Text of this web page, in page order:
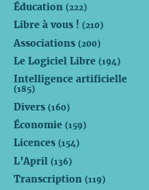
Éducation (222)
Libre à vous ! (210)
Associations (200)
Le Logiciel Libre (194)
Intelligence artificielle
(185)
Divers (160)
Économie (159)
Licences (154)
L’April (136)
Transcription (119)